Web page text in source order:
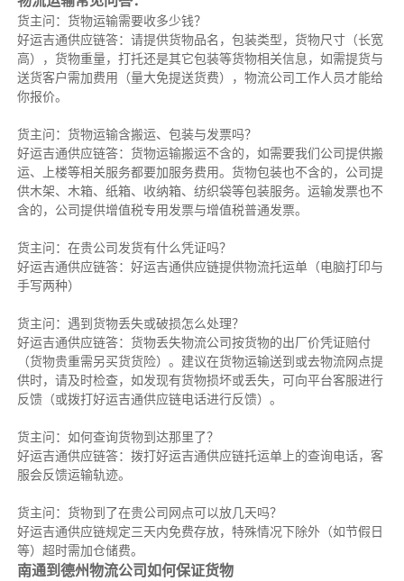
货主问：货物运输需要收多少钱？
好运吉通供应链答：请提供货物品名，包装类型，货物尺寸（长宽
高），货物重量，打托还是其它包装等货物相关信息，如需提货与
送货客户需加费用（量大免提送货费），物流公司工作人员才能给
你报价。
货主问：货物运输含搬运、包装与发票吗？
好运吉通供应链答：货物运输搬运不含的，如需要我们公司提供搬
运、上楼等相关服务都要加服务费用。货物包装也不含的，公司提
供木架、木箱、纸箱、收纳箱、纺织袋等包装服务。运输发票也不
含的，公司提供增值税专用发票与增值税普通发票。
货主问：在贵公司发货有什么凭证吗？
好运吉通供应链答：好运吉通供应链提供物流托运单（电脑打印与
手写两种）
货主问：遇到货物丢失或破损怎么处理？
好运吉通供应链答：货物丢失物流公司按货物的出厂价凭证赔付
（货物贵重需另买货货险）。建议在货物运输送到或去物流网点提
供时，请及时检查，如发现有货物损坏或丢失，可向平台客服进行
反馈（或拨打好运吉通供应链电话进行反馈）。
货主问：如何查询货物到达那里了？
好运吉通供应链答：拨打好运吉通供应链托运单上的查询电话，客
服会反馈运输轨迹。
货主问：货物到了在贵公司网点可以放几天吗？
好运吉通供应链规定三天内免费存放，特殊情况下除外（如节假日
等）超时需加仓储费。
南通到德州物流公司如何保证货物